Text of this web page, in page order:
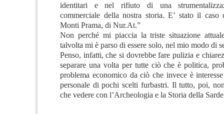
identitari e nel rifiuto di una
commerciale della nostra storia. E’ stato il
Monti Prama, di Nur.At.”
Non perché mi piaccia la triste situazione
talvolta mi è parso di essere solo, nel mio modo di
Penso, infatti, che si dovrebbe fare pulizia e
separare una volta per tutte ciò che è politica,
problema economico da ciò che invece è
personale di pochi scelti furbastri. Il tutto, poi,
che vedere con l’Archeologia e la Storia della